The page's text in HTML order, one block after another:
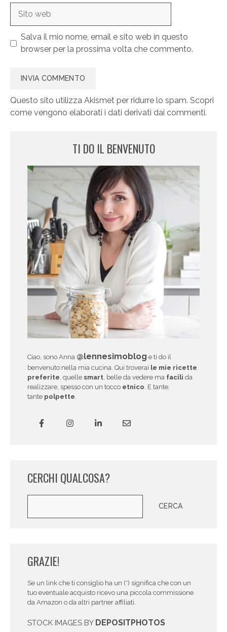
Salva il mio nome, email e sito web in questo
browser per la prossima volta che commento.
Questo sito utilizza Akismet per ridurre lo spam. Scopri
come vengono elaborati i dati derivati dai commenti.
TI DO IL BENVENUTO
Ciao, sono Anna @lennesimoblog e ti do il
benvenuto nella mia cucina. Qui troverai le mie ricette
preferite, quelle smart, belle da vedere ma facili da
realizzare, spesso con un tocco etnico. E tante,
tante polpette.
CERCHI QUALCOSA?
CERCA
GRAZIE!
Se un link che ti consiglio ha un (*) significa che con un
tuo eventuale acquisto ricevo una piccola commissione
da Amazon o da altri partner affiliati.
STOCK IMAGES BY DEPOSITPHOTOS